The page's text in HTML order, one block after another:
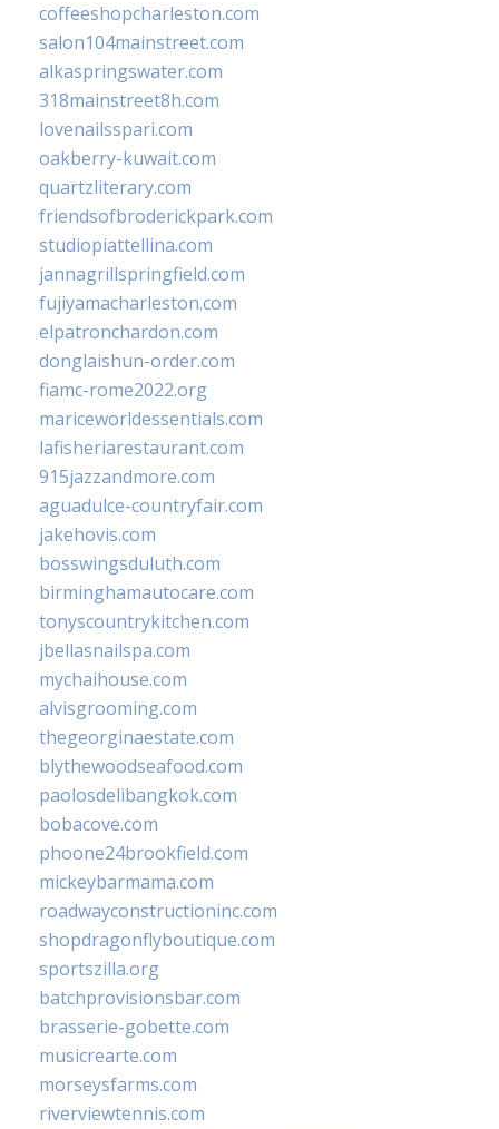
coffeeshopcharleston.com
salon104mainstreet.com
alkaspringswater.com
318mainstreet8h.com
lovenailsspari.com
oakberry-kuwait.com
quartzliterary.com
friendsofbroderickpark.com
studiopiattellina.com
jannagrillspringfield.com
fujiyamacharleston.com
elpatronchardon.com
donglaishun-order.com
fiamc-rome2022.org
mariceworldessentials.com
lafisheriarestaurant.com
915jazzandmore.com
aguadulce-countryfair.com
jakehovis.com
bosswingsduluth.com
birminghamautocare.com
tonyscountrykitchen.com
jbellasnailspa.com
mychaihouse.com
alvisgrooming.com
thegeorginaestate.com
blythewoodseafood.com
paolosdelibangkok.com
bobacove.com
phoone24brookfield.com
mickeybarmama.com
roadwayconstructioninc.com
shopdragonflyboutique.com
sportszilla.org
batchprovisionsbar.com
brasserie-gobette.com
musicrearte.com
morseysfarms.com
riverviewtennis.com